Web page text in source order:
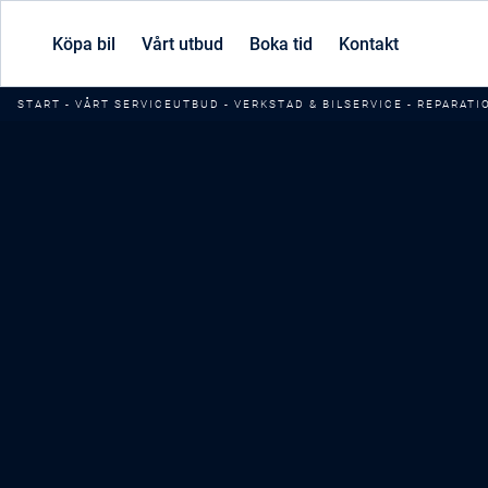
Köpa bil Vårt utbud Boka tid Kontakt
START - VÅRT SERVICEUTBUD - VERKSTAD & BILSERVICE -